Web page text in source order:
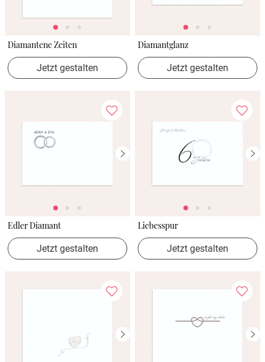
Diamantene Zeiten
Jetzt gestalten
Diamantglanz
Jetzt gestalten
Edler Diamant
Jetzt gestalten
Liebesspur
Jetzt gestalten